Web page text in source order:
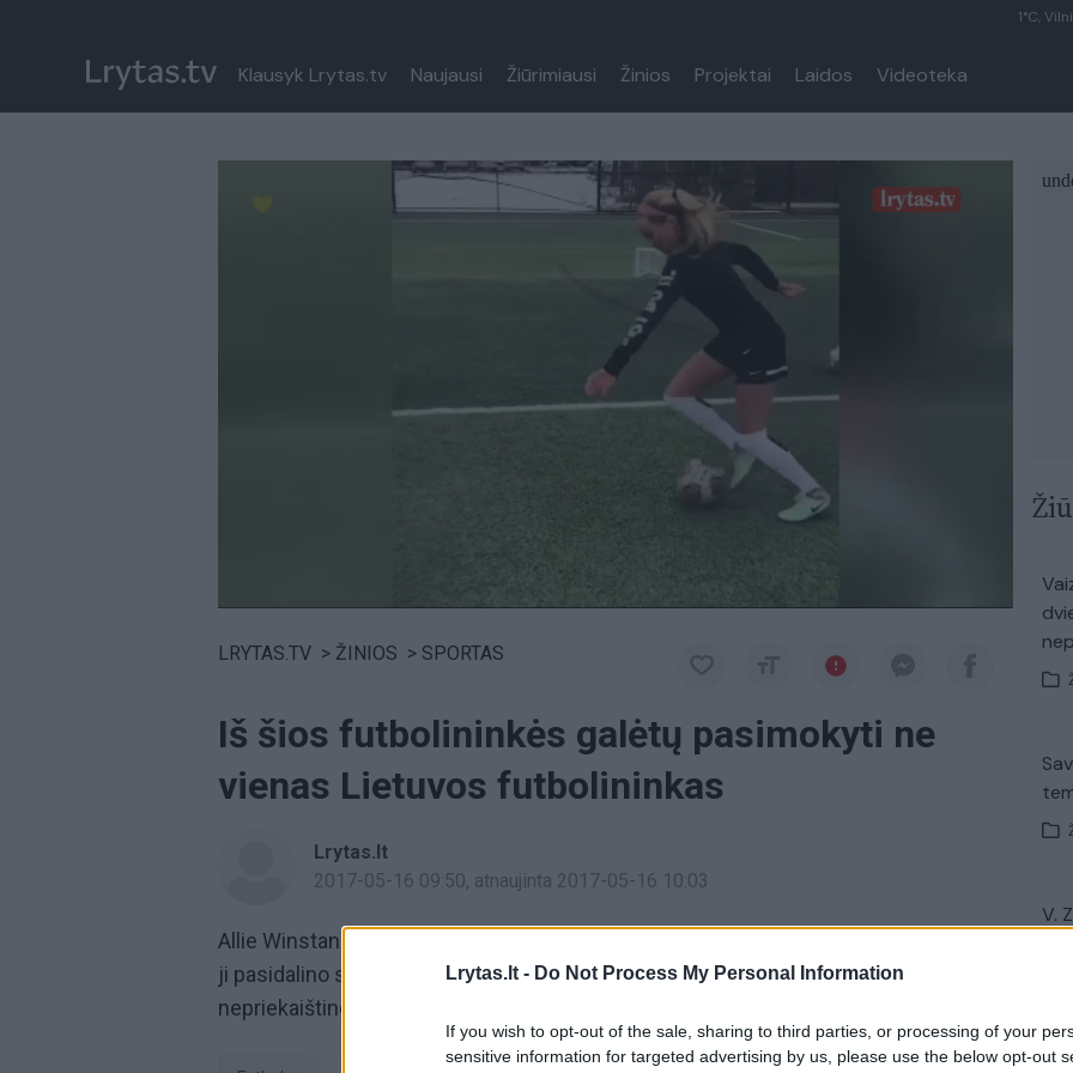
Lrytas.lt - Do Not Process My Personal Information
If you wish to opt-out of the sale, sharing to third parties, or processing of your
sensitive information for targeted advertising by us, please use the below opt-out
1°C,
Klausyk Lrytas.tv Naujausi Žiūrimiausi Žinios Projektai Laidos Videoteka
LRYTAS.TV > ŽINIOS > SPORTAS
Iš šios futbolininkės galėtų pasimokyti ne
vienas Lietuvos futbolininkas
Lrytas.lt
2017-05-16 09:50, atnaujinta 2017-05-16 10:03
Allie Winstanley yra JAV futbolininkė, šiuo metu žaidžianti studentų lygoje. Internete
ji pasidalino savo treniruočių akimirkomis, kuriose matoma sudėtinga ir
nepriekaištinga varymosi technika bei taiklumas.
V.